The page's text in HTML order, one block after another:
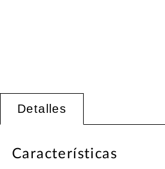
Detalles
Características